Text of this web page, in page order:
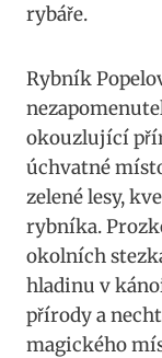
rybáře.
Rybník
okouzlující
úchvatné
zelené lesy,
rybníka.
okolních
hladinu v
přírody a
magického